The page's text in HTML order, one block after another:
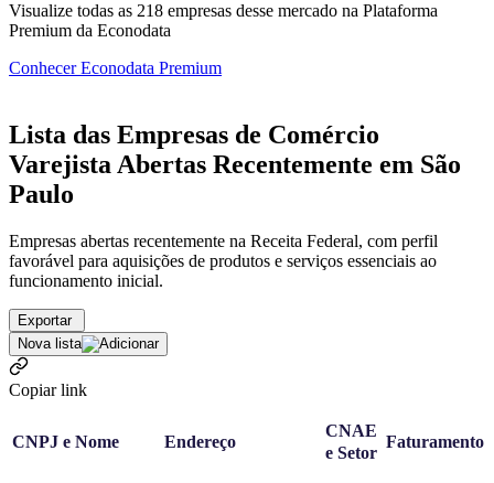
Visualize todas as 218 empresas desse mercado na Plataforma
Premium da Econodata
Conhecer Econodata Premium
Lista das Empresas de Comércio
Varejista Abertas Recentemente em São
Paulo
Empresas abertas recentemente na Receita Federal, com perfil
favorável para aquisições de produtos e serviços essenciais ao
funcionamento inicial.
Exportar
Nova lista
Copiar link
CNPJ e Nome Endereço
CNAE
e Setor
Faturamento